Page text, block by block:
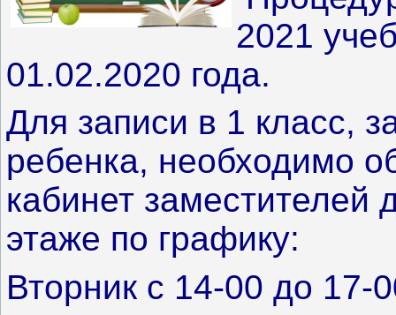
2021
01.02.2020 года.
Для записи в 1 класс,
ребенка, необходимо
кабинет
этаже по графику:
Вторник с 14-00 до 17-